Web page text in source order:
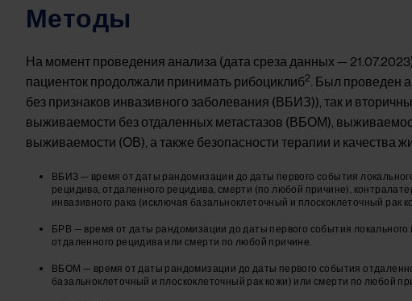
Методы
На момент проведения анализа (дата среза данных —
пациенток продолжали принимать рибоциклиб2. Был проведен
без признаков инвазивного заболевания (ВБИЗ)), так и
выживаемости без отдаленных метастазов (ВБОМ),
выживаемости (ОВ), а также безопасности терапии и качества
ВБИЗ — время от даты рандомизации до даты первого события
рецидива, отдаленного рецидива, смерти (по любой причине),
инвазивного рака (исключая базальноклеточный и плоскоклеточный рак
БРВ — время от даты рандомизации до даты первого события
отдаленного рецидива или смерти по любой причине.
ВБОМ — время от даты рандомизации до даты первого события
базальноклеточный и плоскоклеточный рак кожи) или смерти по любой